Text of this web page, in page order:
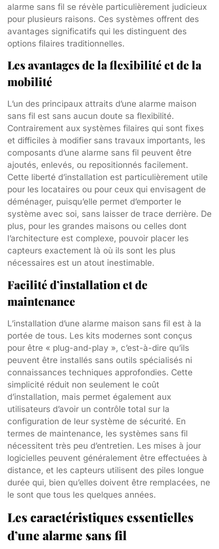
alarme sans fil se révèle particulièrement judicieux
pour plusieurs raisons. Ces systèmes offrent des
avantages significatifs qui les distinguent des
options filaires traditionnelles.
Les avantages de la flexibilité et de la
mobilité
L’un des principaux attraits d’une alarme maison
sans fil est sans aucun doute sa flexibilité.
Contrairement aux systèmes filaires qui sont fixes
et difficiles à modifier sans travaux importants, les
composants d’une alarme sans fil peuvent être
ajoutés, enlevés, ou repositionnés facilement.
Cette liberté d’installation est particulièrement utile
pour les locataires ou pour ceux qui envisagent de
déménager, puisqu’elle permet d’emporter le
système avec soi, sans laisser de trace derrière. De
plus, pour les grandes maisons ou celles dont
l’architecture est complexe, pouvoir placer les
capteurs exactement là où ils sont les plus
nécessaires est un atout inestimable.
Facilité d’installation et de
maintenance
L’installation d’une alarme maison sans fil est à la
portée de tous. Les kits modernes sont conçus
pour être « plug-and-play », c’est-à-dire qu’ils
peuvent être installés sans outils spécialisés ni
connaissances techniques approfondies. Cette
simplicité réduit non seulement le coût
d’installation, mais permet également aux
utilisateurs d’avoir un contrôle total sur la
configuration de leur système de sécurité. En
termes de maintenance, les systèmes sans fil
nécessitent très peu d’entretien. Les mises à jour
logicielles peuvent généralement être effectuées à
distance, et les capteurs utilisent des piles longue
durée qui, bien qu’elles doivent être remplacées, ne
le sont que tous les quelques années.
Les caractéristiques essentielles
d’une alarme sans fil